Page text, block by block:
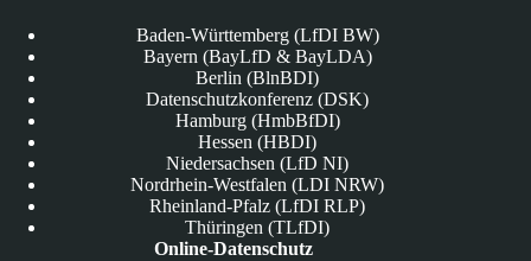
Baden-Württemberg (LfDI BW)
Bayern (BayLfD & BayLDA)
Berlin (BlnBDI)
Datenschutzkonferenz (DSK)
Hamburg (HmbBfDI)
Hessen (HBDI)
Niedersachsen (LfD NI)
Nordrhein-Westfalen (LDI NRW)
Rheinland-Pfalz (LfDI RLP)
Thüringen (TLfDI)
Online-Datenschutz